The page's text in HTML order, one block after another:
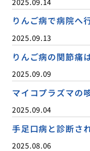
りんご病で病院へ
2025.09.13
りんご病の関節痛
2025.09.09
マイコプラズマの
2025.09.04
手足口病と診断さ
2025.08.06